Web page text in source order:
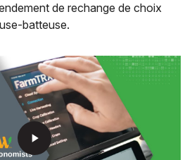
de rechange de choix
batteuse.
play_arrow